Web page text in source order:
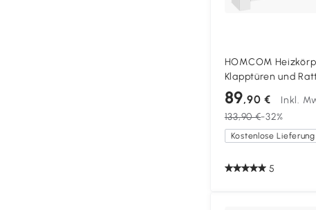
HOMCOM
Klapptüren und
Design für
Weiß
89,90 €
Inkl.
133,90 €-32%
5